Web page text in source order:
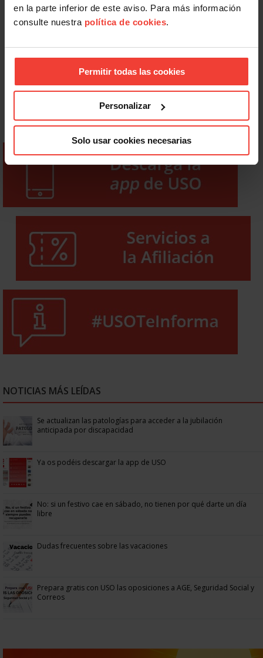
en la parte inferior de este aviso. Para más información
consulte nuestra política de cookies.
Permitir todas las cookies
Personalizar
Solo usar cookies necesarias
NOTICIAS MÁS LEÍDAS
Se actualizan las patologías para acceder a la jubilación
anticipada por discapacidad
Ya os podéis descargar la app de USO
No: si un festivo cae en sábado, no tienen por qué darte un día
libre
Dudas frecuentes sobre las vacaciones
Prepara gratis con USO las oposiciones a AGE, Seguridad Social y
Correos